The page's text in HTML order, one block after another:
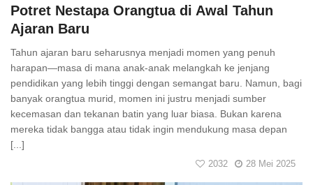
Potret Nestapa Orangtua di Awal Tahun
Ajaran Baru
Tahun ajaran baru seharusnya menjadi momen yang penuh
harapan—masa di mana anak-anak melangkah ke jenjang
pendidikan yang lebih tinggi dengan semangat baru. Namun, bagi
banyak orangtua murid, momen ini justru menjadi sumber
kecemasan dan tekanan batin yang luar biasa. Bukan karena
mereka tidak bangga atau tidak ingin mendukung masa depan
[...]
28 Mei 2025
2032